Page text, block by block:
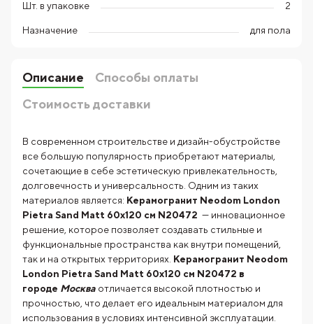
Шт. в упаковке 2
Назначение для пола
Описание
Способы оплаты
Стоимость доставки
В современном строительстве и дизайн-обустройстве
все большую популярность приобретают материалы,
сочетающие в себе эстетическую привлекательность,
долговечность и универсальность. Одним из таких
материалов является: Керамогранит Neodom London
Pietra Sand Matt 60x120 см N20472 — инновационное
решение, которое позволяет создавать стильные и
функциональные пространства как внутри помещений,
так и на открытых территориях. Керамогранит Neodom
London Pietra Sand Matt 60x120 см N20472 в
городе Москва отличается высокой плотностью и
прочностью, что делает его идеальным материалом для
использования в условиях интенсивной эксплуатации.